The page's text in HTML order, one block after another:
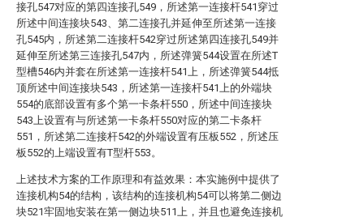
接孔547对应的第四连接孔549，所述第一连接杆541穿过
所述中间连接块543、第二连接孔并延伸至所述第一连接
孔545内，所述第二连接杆542穿过所述第四连接孔549并
延伸至所述第三连接孔547内，所述弹簧544设置在所述T
型槽546内并套在所述第一连接杆541上，所述弹簧544抵
顶所述中间连接块543，所述第一连接杆541上的外端块
554的底部设置有多个第一卡条杆550，所述中间连接块
543上设置有与所述第一卡条杆550对应的第二卡条杆
551，所述第二连接杆542的外端设置有压板552，所述压
板552的上端设置有T型杆553。
上述技术方案的工作原理和有益效果：本实施例中提供了
连接机构54的结构，该结构的连接机构54可以将第二侧边
块521牢固地安装在第一侧边块511上，并且也避免连接机